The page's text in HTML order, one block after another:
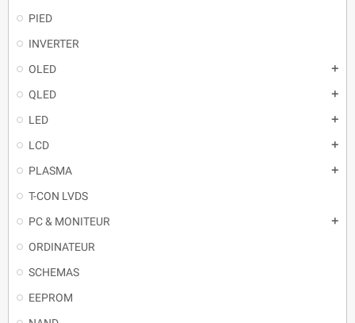
PIED
INVERTER
OLED
QLED
LED
LCD
PLASMA
T-CON LVDS
PC & MONITEUR
ORDINATEUR
SCHEMAS
EEPROM